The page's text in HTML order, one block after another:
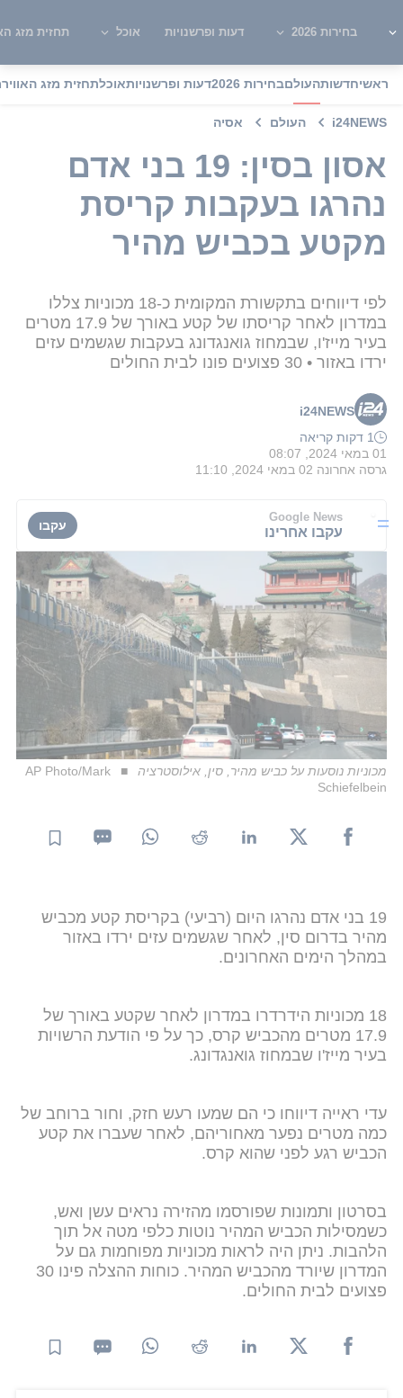
בחירות 2026 דעות ופרשנויות אוכל תחזית מזג
ראשיחדשותהעולםבחירות 2026 דעות ופרשנויותאוכלתחזית מזג האוויר
i24NEWS העולם אסיה
אסון בסין: 19 בני אדם
נהרגו בעקבות קריסת
מקטע בכביש מהיר
לפי דיווחים בתקשורת המקומית כ-18 מכוניות צללו
במדרון לאחר קריסתו של קטע באורך של 17.9 מטרים
בעיר מייז'ו, שבמחוז גואנגדונג בעקבות שגשמים עזים
ירדו באזור • 30 פצועים פונו לבית החולים
i24NEWS
1 דקות קריאה
01 במאי 2024, 08:07
גרסה אחרונה 02 במאי 2024, 11:10
Google News
עקבו אחרינו עקבו
מכוניות נוסעות על כביש מהיר, סין, אילוסטרציה
AP Photo/Mark
Schiefelbein
19 בני אדם נהרגו היום (רביעי) בקריסת קטע מכביש
מהיר בדרום סין, לאחר שגשמים עזים ירדו באזור
במהלך הימים האחרונים.
18 מכוניות הידרדרו במדרון לאחר שקטע באורך של
17.9 מטרים מהכביש קרס, כך על פי הודעת הרשויות
בעיר מייז'ו שבמחוז גואנגדונג.
עדי ראייה דיווחו כי הם שמעו רעש חזק, וחור ברוחב של
כמה מטרים נפער מאחוריהם, לאחר שעברו את קטע
הכביש רגע לפני שהוא קרס.
בסרטון ותמונות שפורסמו מהזירה נראים עשן ואש,
כשמסילות הכביש המהיר נוטות כלפי מטה אל תוך
הלהבות. ניתן היה לראות מכוניות מפוחמות גם על
המדרון שיורד מהכביש המהיר. כוחות ההצלה פינו 30
פצועים לבית החולים.